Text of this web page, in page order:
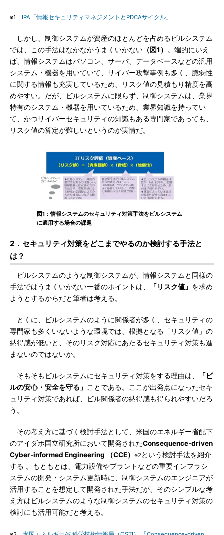
※1 IPA「情報セキュリティマネジメントとPDCAサイクル」
しかし、制御システムが資産のほとんどを占めるビルシステム
では、この手法はなかなかうまくいかない （図1）
。端的にいえ
ば、情報システムはパソコン、サーバ、データベースなどの汎用
システム・機器を用いていて、サイバー攻撃事例も多く、脆弱性
に関する情報も充実しているため、リスク値の見積もり精度を高
めやすい。だが、ビルシステムに限らず、制御システムは、業界
特有のシステム・機器を用いているため、業界知識を持ってい
て、かつサイバーセキュリティの知識もある専門家であっても、
リスク値の算定が難しいというのが実情だ。
図1：情報システムのセキュリティ対策手法をビルシステム
に適用する場合の課題
2．セキュリティ対策をどこまでやるのか検討する手法と
は？
ビルシステムのような制御システムが、情報システムと同様の
手法ではうまくいかない一番のポイントは、
「リスク値」 を求め
ようとするからだと筆者は考える。
とくに、ビルシステムのように関係者が多く、セキュリティの
専門家も多くいないような環境では、根拠となる「リスク値」の
納得感が低いと、そのリスク対応にあたるセキュリティ対策も進
まないのではないか。
そもそもビルシステムにセキュリティ対策をする理由は、
「ビ
ルの安心・安全を守る」 ことである。ここが出発点になったセキ
ュリティ対策であれば、ビル関係者の納得感も得られやすいだろ
う。
その考え方に基づく検討手法として、米国のエネルギー省配下
のアイダホ国立研究所において開発されたConsequence-driven
Cyber-informed Engineering （CCE） ※2という検討手法を紹介
する 。もともとは、電力設備やプラントなどの重要インフラシ
ステムの開発・システム更新時に、制御システムのエンジニアが
活用することを想定して開発された手法だが、そのシンプルな考
え方はビルシステムのような制御システムのセキュリティ対策の
検討にも活用可能だと考える。